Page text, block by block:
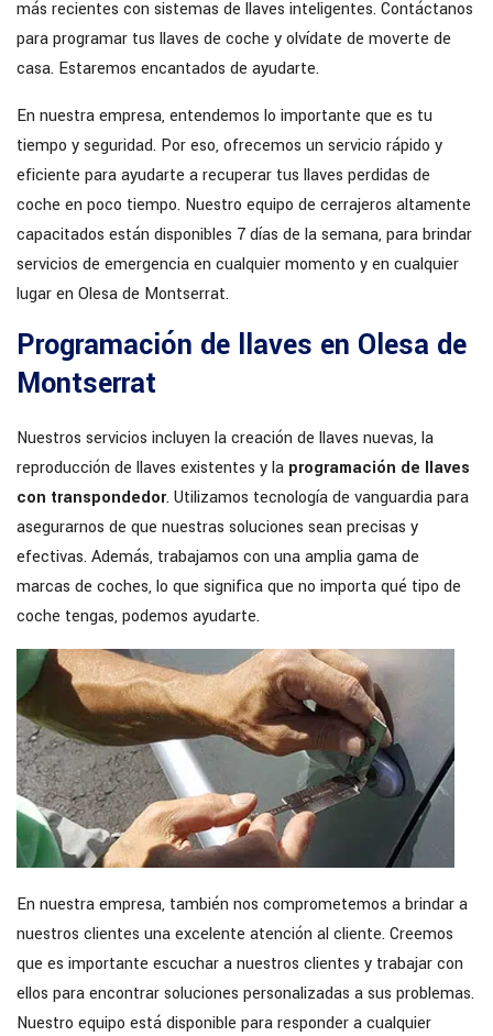
más recientes con sistemas de llaves inteligentes. Contáctanos
para programar tus llaves de coche y olvídate de moverte de
casa. Estaremos encantados de ayudarte.
En nuestra empresa, entendemos lo importante que es tu
tiempo y seguridad. Por eso, ofrecemos un servicio rápido y
eficiente para ayudarte a recuperar tus llaves perdidas de
coche en poco tiempo. Nuestro equipo de cerrajeros altamente
capacitados están disponibles 7 días de la semana, para brindar
servicios de emergencia en cualquier momento y en cualquier
lugar en Olesa de Montserrat.
Programación de llaves en Olesa de
Montserrat
Nuestros servicios incluyen la creación de llaves nuevas, la
reproducción de llaves existentes y la programación de llaves
con transpondedor. Utilizamos tecnología de vanguardia para
asegurarnos de que nuestras soluciones sean precisas y
efectivas. Además, trabajamos con una amplia gama de
marcas de coches, lo que significa que no importa qué tipo de
coche tengas, podemos ayudarte.
En nuestra empresa, también nos comprometemos a brindar a
nuestros clientes una excelente atención al cliente. Creemos
que es importante escuchar a nuestros clientes y trabajar con
ellos para encontrar soluciones personalizadas a sus problemas.
Nuestro equipo está disponible para responder a cualquier